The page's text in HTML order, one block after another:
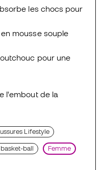
les chocs pour
mousse souple
pour une
l'embout de la
Lifestyle
ball Femme